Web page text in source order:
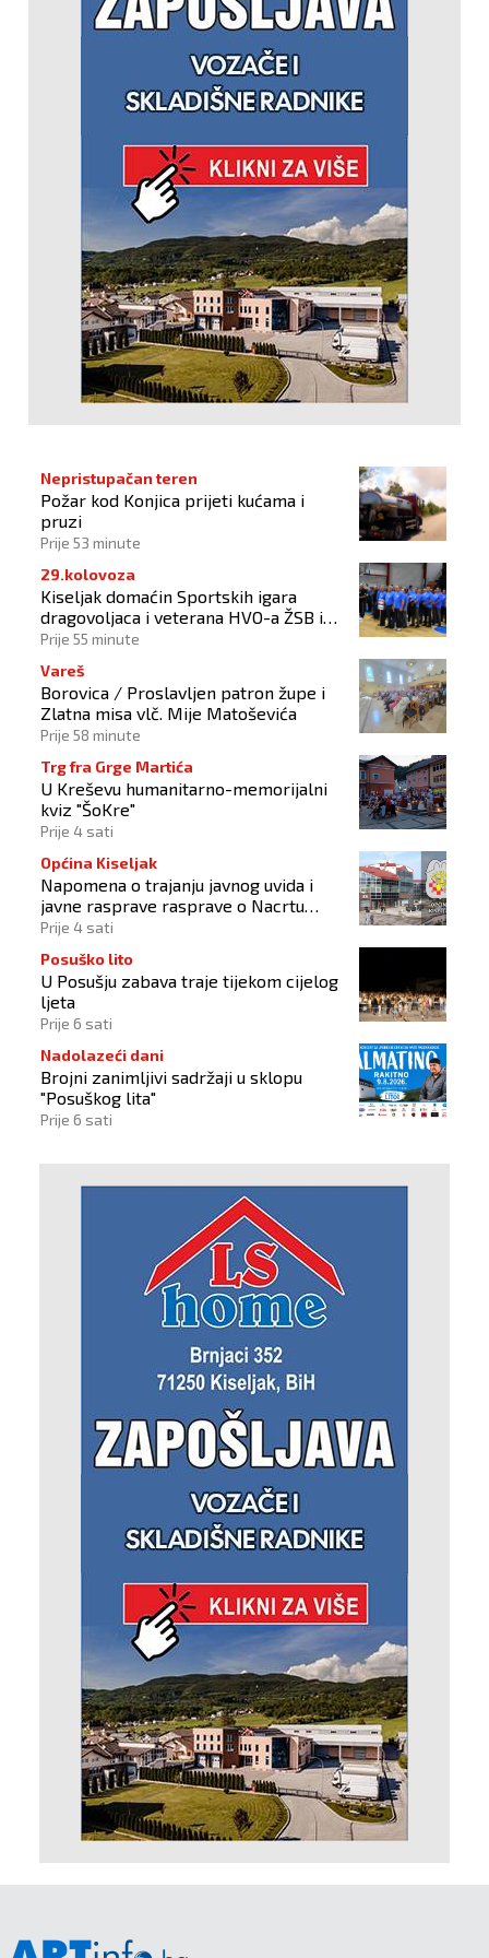
Nepristupačan teren
Požar kod Konjica prijeti kućama i
pruzi
Prije 53 minute
29.kolovoza
Kiseljak domaćin Sportskih igara
dragovoljaca i veterana HVO-a ŽSB i
Dana branitelja
Prije 55 minute
Vareš
Borovica / Proslavljen patron župe i
Zlatna misa vlč. Mije Matoševića
Prije 58 minute
Trg fra Grge Martića
U Kreševu humanitarno-memorijalni
kviz "ŠoKre"
Prije 4 sati
Općina Kiseljak
Napomena o trajanju javnog uvida i
javne rasprave rasprave o Nacrtu
prostornog plana
Prije 4 sati
Posuško lito
U Posušju zabava traje tijekom cijelog
ljeta
Prije 6 sati
Nadolazeći dani
Brojni zanimljivi sadržaji u sklopu
"Posuškog lita"
Prije 6 sati